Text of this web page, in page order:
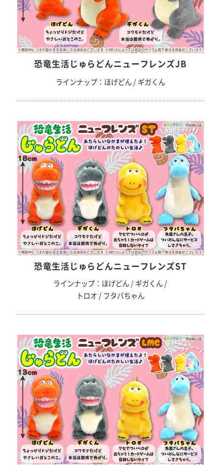
恐竜生活じゅらどんニューフレンズJB
ラインナップ：ほげどん / ギガくん
恐竜生活じゅらどんニューフレンズST
ラインナップ：ほげどん / ギガくん /
トロオ / フタバちゃん